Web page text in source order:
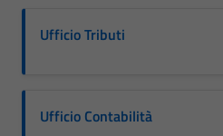
Ufficio Tributi
Ufficio Contabilità